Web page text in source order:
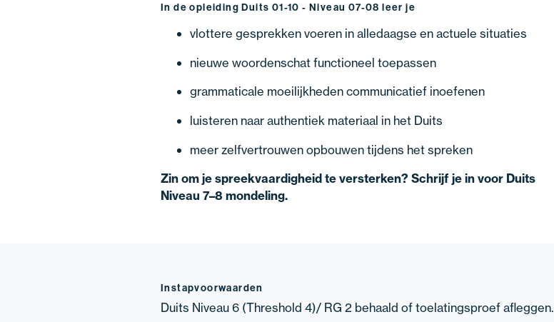
In de opleiding Duits 01-10 - Niveau 07-08 leer je
vlottere gesprekken voeren in alledaagse en actuele situaties
nieuwe woordenschat functioneel toepassen
grammaticale moeilijkheden communicatief inoefenen
luisteren naar authentiek materiaal in het Duits
meer zelfvertrouwen opbouwen tijdens het spreken
Zin om je spreekvaardigheid te versterken? Schrijf je in voor Duits
Niveau 7–8 mondeling.
Instapvoorwaarden
Duits Niveau 6 (Threshold 4)/ RG 2 behaald of toelatingsproef afleggen.